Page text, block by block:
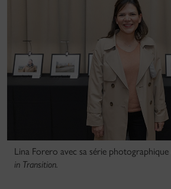
Lina Forero avec sa série photographique
in Transition.